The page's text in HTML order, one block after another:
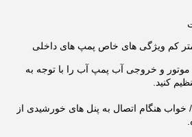
و خروجی آب پمپ آب را با توجه به
کنید.
خواب هنگام اتصال به پنل های خورشیدی از